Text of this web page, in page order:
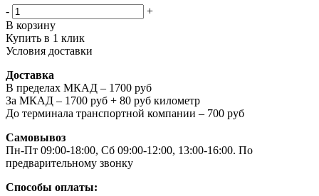
-
+
В корзину
Купить в 1 клик
Условия доставки
Доставка
В пределах МКАД – 1700 руб
За МКАД – 1700 руб + 80 руб километр
До терминала транспортной компании – 700 руб
Самовывоз
Пн-Пт 09:00-18:00, Сб 09:00-12:00, 13:00-16:00. По
предварительному звонку
Способы оплаты: